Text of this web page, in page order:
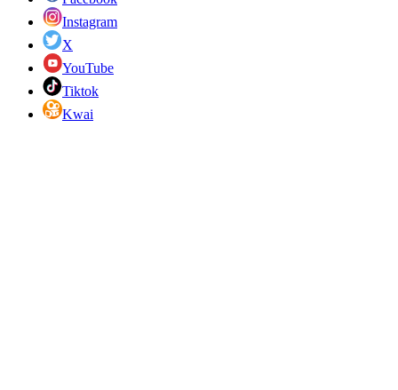
Instagram
X
YouTube
Tiktok
Kwai